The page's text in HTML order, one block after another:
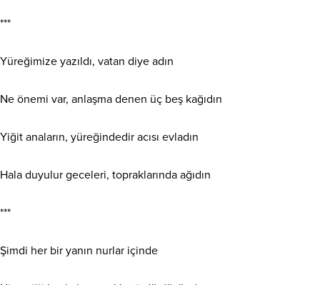
***
Yüreğimize yazıldı, vatan diye adın
Ne önemi var, anlaşma denen üç beş kağıdın
Yiğit anaların, yüreğindedir acısı evladın
Hala duyulur geceleri, topraklarında ağıdın
***
Şimdi her bir yanın nurlar içinde